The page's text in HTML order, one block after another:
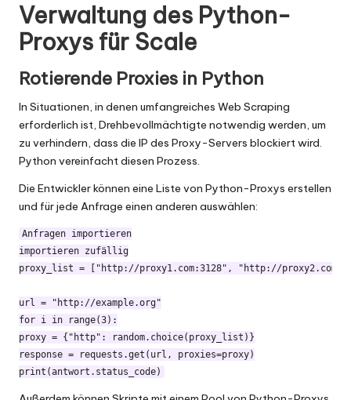
Verwaltung des Python-
Proxys für Scale
Rotierende Proxies in Python
In Situationen, in denen umfangreiches Web Scraping
erforderlich ist, Drehbevollmächtigte notwendig werden, um
zu verhindern, dass die IP des Proxy-Servers blockiert wird.
Python vereinfacht diesen Prozess.
Die Entwickler können eine Liste von Python-Proxys erstellen
und für jede Anfrage einen anderen auswählen:
Anfragen importieren
importieren zufällig
proxy_list = ["http://proxy1.com:3128", "http://
url = "http://example.org"
for i in range(3):
proxy = {"http": random.choice(proxy_list)}
response = requests.get(url, proxies=proxy)
print(antwort.status_code)